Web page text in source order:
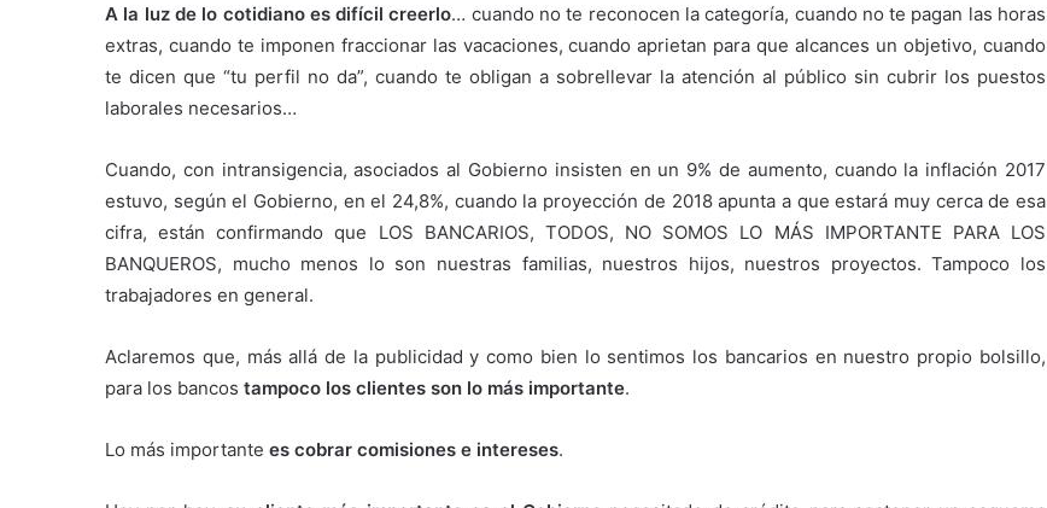
A la luz de lo cotidiano es difícil creerlo… cuando no te reconocen la categoría, cuando no te pagan las horas
extras, cuando te imponen fraccionar las vacaciones, cuando aprietan para que alcances un objetivo, cuando
te dicen que “tu perfil no da”, cuando te obligan a sobrellevar la atención al público sin cubrir los puestos
laborales necesarios…
Cuando, con intransigencia, asociados al Gobierno insisten en un 9% de aumento, cuando la inflación 2017
estuvo, según el Gobierno, en el 24,8%, cuando la proyección de 2018 apunta a que estará muy cerca de esa
cifra, están confirmando que LOS BANCARIOS, TODOS, NO SOMOS LO MÁS IMPORTANTE PARA LOS
BANQUEROS, mucho menos lo son nuestras familias, nuestros hijos, nuestros proyectos. Tampoco los
trabajadores en general.
Aclaremos que, más allá de la publicidad y como bien lo sentimos los bancarios en nuestro propio bolsillo,
para los bancos tampoco los clientes son lo más importante.
Lo más importante es cobrar comisiones e intereses.